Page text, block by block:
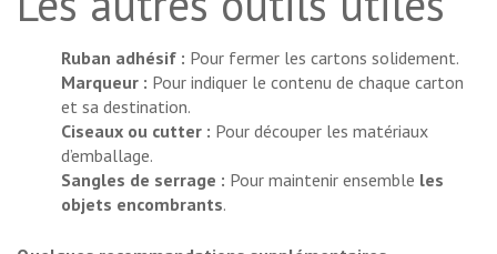
Ruban adhésif : Pour fermer les cartons solidement.
Marqueur : Pour indiquer le contenu de chaque carton
et sa destination.
Ciseaux ou cutter : Pour découper les matériaux
d’emballage.
Sangles de serrage : Pour maintenir ensemble les
objets encombrants.